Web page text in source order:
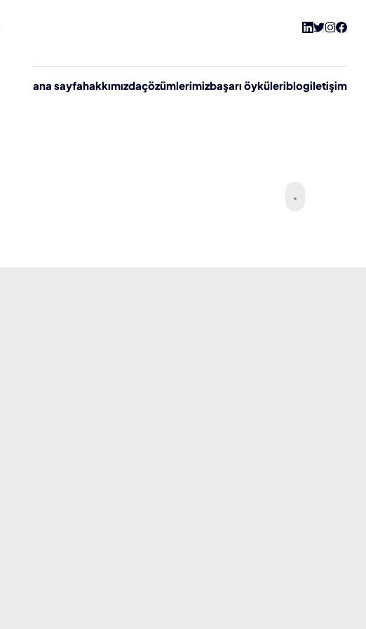
ana sayfahakkımızdaçözümlerimizbaşarı öyküleriblogi̇letişim